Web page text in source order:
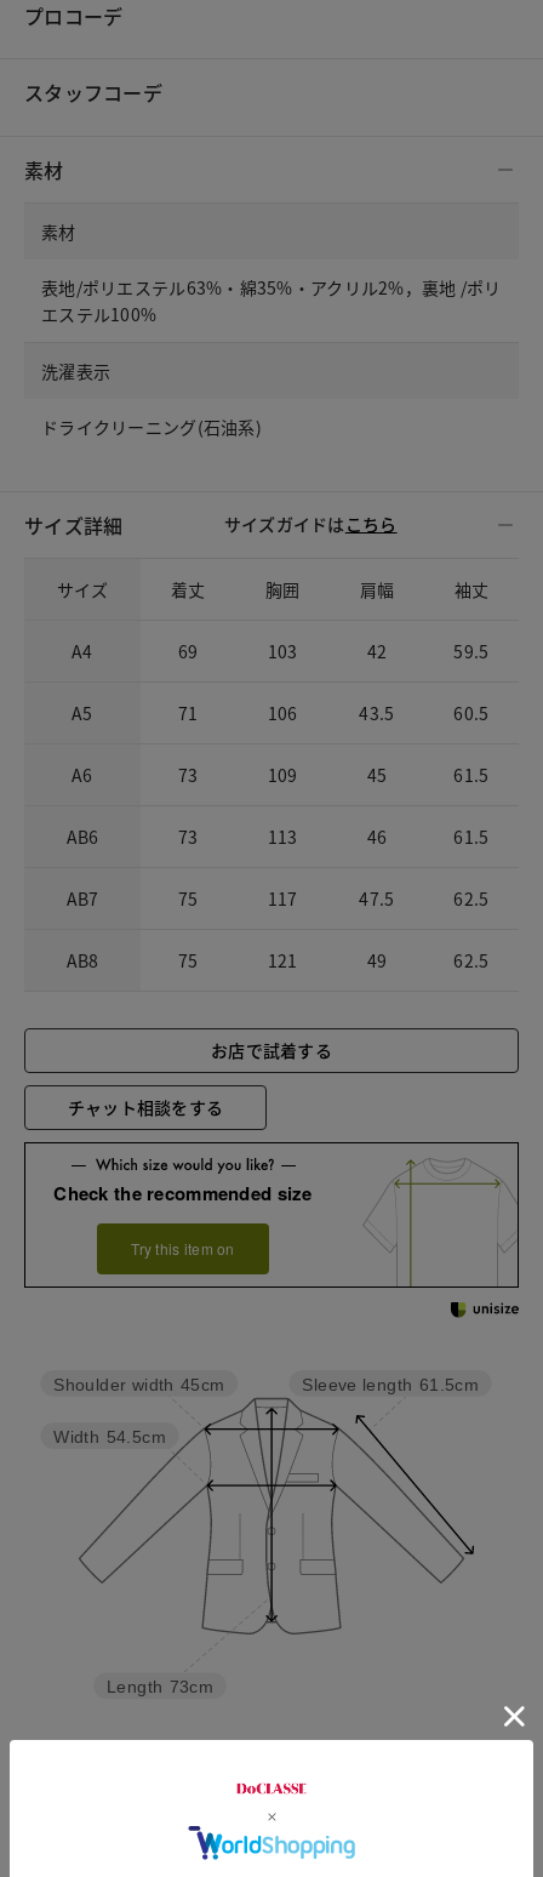
プロコーデ
スタッフコーデ
素材
素材
表地/ポリエステル63%・綿35%・アクリル2%，裏地 /ポリ
エステル100%
洗濯表示
ドライクリーニング(石油系)
サイズ詳細 サイズガイドは こちら
サイズ 着丈 胸囲 肩幅 袖丈
A4 69 103 42 59.5
A5 71 106 43.5 60.5
A6 73 109 45 61.5
AB6 73 113 46 61.5
AB7 75 117 47.5 62.5
AB8 75 121 49 62.5
お店で試着する
チャット相談をする
Check the recommended size
Try this item on
Sleeve length 61.5cm
Length 73cm
Width 54.5cm
Shoulder width 45cm
A6